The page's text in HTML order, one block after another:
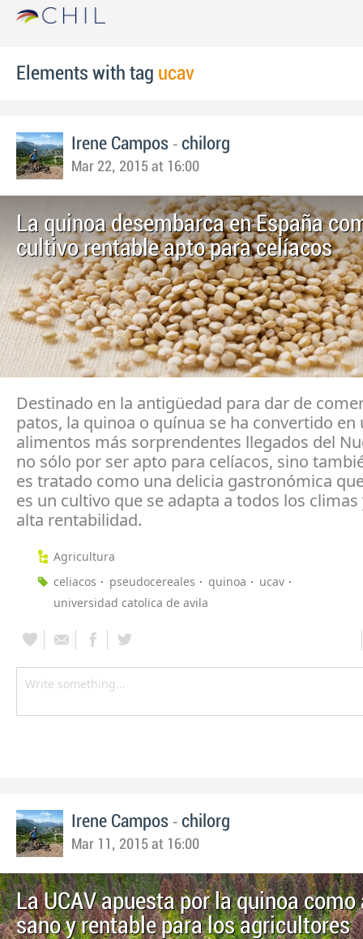
Elements with tag ucav
Irene Campos - chilorg
Mar 22, 2015 at 16:00
La quinoa desembarca en España
cultivo rentable apto para celíacos
Destinado en la antigüedad para dar de
patos, la quinoa o quínua se ha convertido en
alimentos más sorprendentes llegados del
no sólo por ser apto para celíacos, sino
es tratado como una delicia gastronómica
es un cultivo que se adapta a todos los
alta rentabilidad.
Agricultura
celiacos
pseudocereales quinoa
ucav
universidad catolica de avila
Irene Campos - chilorg
Mar 11, 2015 at 16:00
La UCAV apuesta por la quinoa
sano y rentable para los agricultores